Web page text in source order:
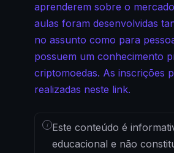
aprenderem sobre o
aulas foram desenvolvidas
no assunto como para
possuem um conhecimento
criptomoedas. As inscrições
realizadas neste link.
i Este conteúdo é
educacional e não